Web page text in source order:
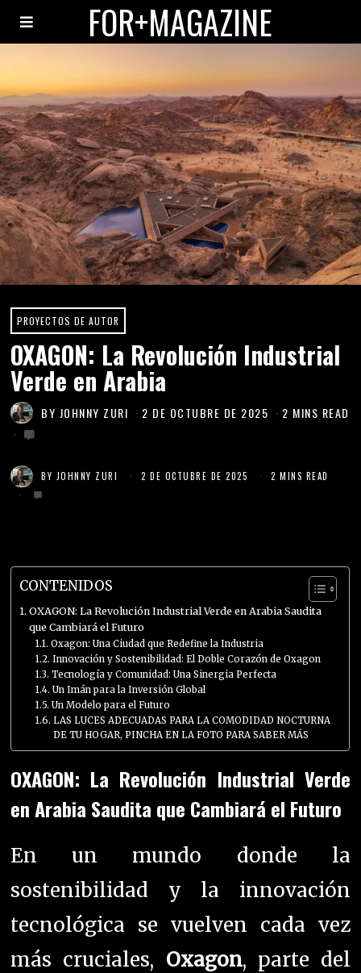
PROYECTOS DE AUTOR
OXAGON: La Revolución Industrial
Verde en Arabia
BY JOHNNY ZURI 2 DE OCTUBRE DE 2025 2 MINS READ
FOR+MAGAZINE
BY JOHNNY ZURI 2 DE OCTUBRE DE 2025 2 MINS READ
CONTENIDOS
OXAGON: La Revolución Industrial Verde en Arabia Saudita
que Cambiará el Futuro
Oxagon: Una Ciudad que Redefine la Industria
Innovación y Sostenibilidad: El Doble Corazón de Oxagon
Tecnología y Comunidad: Una Sinergia Perfecta
Un Imán para la Inversión Global
Un Modelo para el Futuro
LAS LUCES ADECUADAS PARA LA COMODIDAD NOCTURNA
DE TU HOGAR, PINCHA EN LA FOTO PARA SABER MÁS
OXAGON: La Revolución Industrial Verde
en Arabia Saudita que Cambiará el Futuro
En un mundo donde la
sostenibilidad y la innovación
tecnológica se vuelven cada vez
más cruciales, Oxagon, parte del